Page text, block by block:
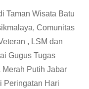
Taman Wisata Batu
Comunitas
, LSM dan
Gugus Tugas
Putih Jabar
Peringatan Hari